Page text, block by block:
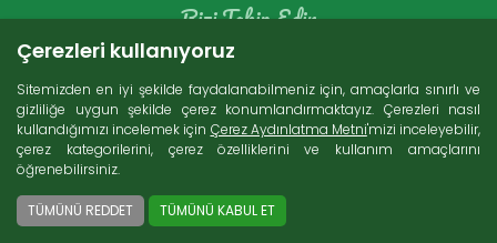
Konserveler (86)
Arama
Bizi Takip Edin
2000 TL ve üzeri alışverişlerde Türkiye'nin her
yerine ücretsiz kargo imkanı
Çerezleri kullanıyoruz
Sitemizden en iyi şekilde faydalanabilmeniz için, amaçlarla sınırlı ve
gizliliğe uygun şekilde çerez konumlandırmaktayız. Çerezleri nasıl
kullandığımızı incelemek için Çerez Aydınlatma Metni'mizi inceleyebilir,
çerez kategorilerini, çerez özelliklerini ve kullanım amaçlarını
öğrenebilirsiniz.
TÜMÜNÜ REDDET TÜMÜNÜ KABUL ET